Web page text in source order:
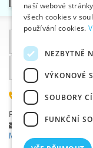
Proč si zvolit právě
585 051 217
Plzeňská 868, 783 91
Položit dotaz|
Máte problémy s
naší webové
všech cookies v
používání cookies.
NEZBYTNĚ
VÝKONOVÉ
SOUBORY
FUNKČNÍ